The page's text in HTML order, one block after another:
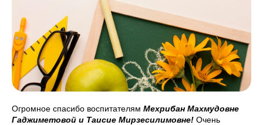
Огромное спасибо воспитателям Мехрибан Махмудовне
Гаджиметовой и Таисие Мирзесилимовне! Очень